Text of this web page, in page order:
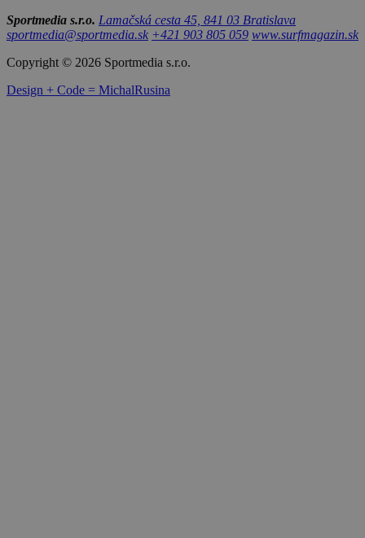
Sportmedia s.r.o. Lamačská cesta 45, 841 03 Bratislava
sportmedia@sportmedia.sk +421 903 805 059 www.surfmagazin.sk
Copyright © 2026 Sportmedia s.r.o.
Design + Code = MichalRusina